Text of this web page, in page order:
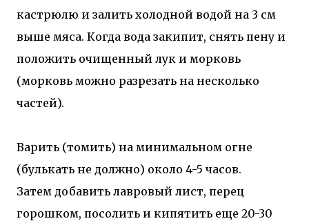
кастрюлю и залить холодной водой на 3 см
выше мяса. Когда вода закипит, снять пену и
положить очищенный лук и морковь
(морковь можно разрезать на несколько
частей).
Варить (томить) на минимальном огне
(булькать не должно) около 4-5 часов.
Затем добавить лавровый лист, перец
горошком, посолить и кипятить еще 20-30